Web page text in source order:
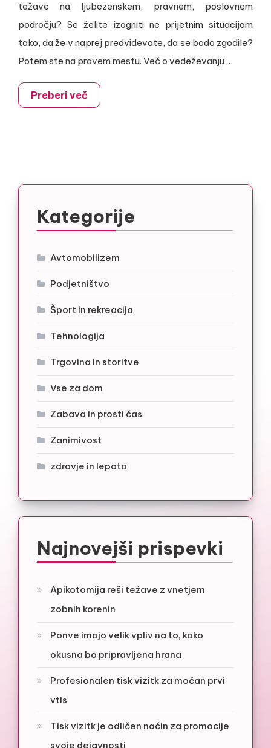
težave na ljubezenskem, pravnem, poslovnem
področju? Se želite izogniti ne prijetnim situacijam
tako, da že v naprej predvidevate, da se bodo zgodile?
Potem ste na pravem mestu. Več o vedeževanju …
Preberi več
Kategorije
Avtomobilizem
Podjetništvo
Šport in rekreacija
Tehnologija
Trgovina in storitve
Vse za dom
Zabava in prosti čas
Zanimivost
zdravje in lepota
Najnovejši prispevki
Apikotomija reši težave z vnetjem
zobnih korenin
Ponve imajo velik vpliv na to, kako
okusna bo pripravljena hrana
Profesionalen tisk vizitk za močan prvi
vtis
Tisk vizitk je odličen način za promocije
svoje dejavnosti